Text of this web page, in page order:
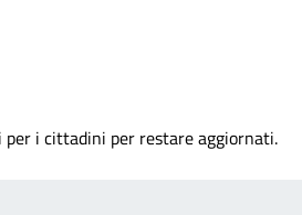
i cittadini per restare aggiornati.